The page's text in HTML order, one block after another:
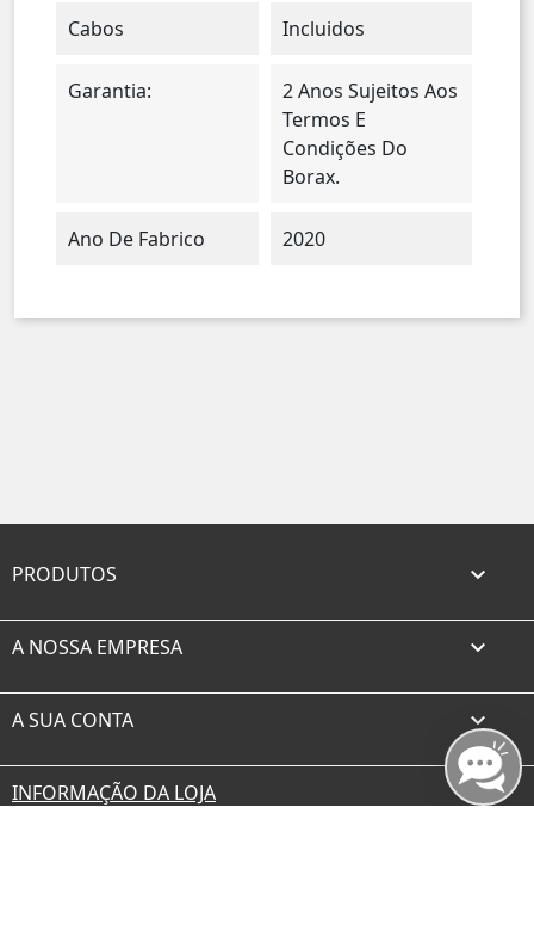
Cabos Incluidos
Garantia:
2 Anos Sujeitos Aos
Termos E
Condições Do
Borax.
Ano De Fabrico 2020
PRODUTOS 
A NOSSA EMPRESA 
A SUA CONTA 
INFORMAÇÃO DA LOJA